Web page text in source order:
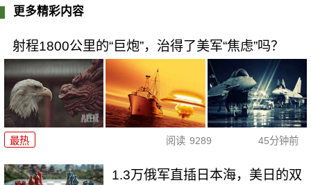
更多精彩内容
射程1800公里的“巨炮”，治得了美军“焦虑”吗？
最热 阅读 9289 45分钟前
1.3万俄军直插日本海，美日的双